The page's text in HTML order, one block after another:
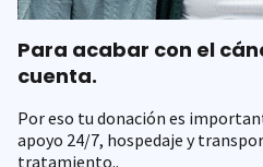
Para acabar con el
cuenta.
Por eso tu donación es
apoyo 24/7, hospedaje y
tratamiento..